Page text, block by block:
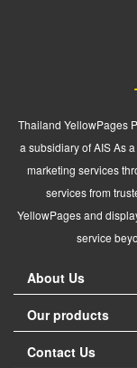
Thailand YellowPages
a subsidiary of AIS As
marketing services
services from
YellowPages and
service
About Us
Our products
Contact Us